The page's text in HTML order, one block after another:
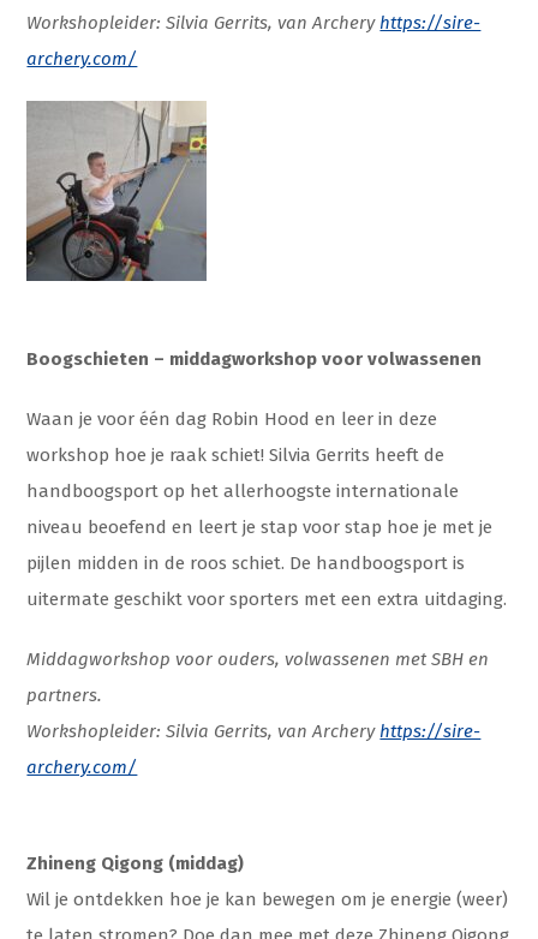
Workshopleider: Silvia Gerrits, van Archery https://sire-
archery.com/
Boogschieten – middagworkshop voor volwassenen
Waan je voor één dag Robin Hood en leer in deze
workshop hoe je raak schiet! Silvia Gerrits heeft de
handboogsport op het allerhoogste internationale
niveau beoefend en leert je stap voor stap hoe je met je
pijlen midden in de roos schiet. De handboogsport is
uitermate geschikt voor sporters met een extra uitdaging.
Middagworkshop voor ouders, volwassenen met SBH en
partners.
Workshopleider: Silvia Gerrits, van Archery https://sire-
archery.com/
Zhineng Qigong (middag)
Wil je ontdekken hoe je kan bewegen om je energie (weer)